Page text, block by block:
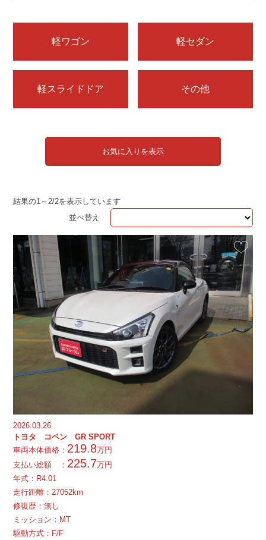
軽ワゴン 軽セダン
軽スライドドア その他
お気に入りを表示
結果の1～2/2を表示しています
並べ替え
お気に
2026.03.26
トヨタ コペン GR SPORT
車両本体価格： 219.8万円
支払い総額 ： 225.7万円
年式： R4.01
走行距離：27052km
修復歴：無し
ミッション：MT
駆動方式：F/F